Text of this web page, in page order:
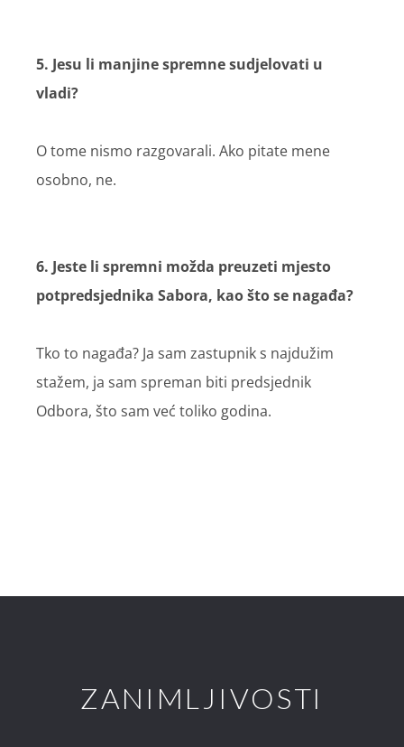
5. Jesu li manjine spremne sudjelovati u
vladi?
O tome nismo razgovarali. Ako pitate mene
osobno, ne.
6. Jeste li spremni možda preuzeti mjesto
potpredsjednika Sabora, kao što se nagađa?
Tko to nagađa? Ja sam zastupnik s najdužim
stažem, ja sam spreman biti predsjednik
Odbora, što sam već toliko godina.
ZANIMLJIVOSTI